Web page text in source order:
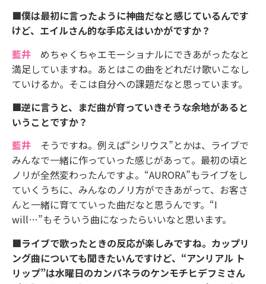
■僕は最初に言ったように神曲だなと感じているんです
けど、エイルさん的な手応えはいかがですか？
藍井 めちゃくちゃエモーショナルにできあがったなと
満足していますね。あとはこの曲をどれだけ歌いこなし
ていけるか。そこは自分への課題だなと思っています。
■逆に言うと、まだ曲が育っていきそうな余地があると
いうことですか？
藍井 そうですね。例えば“シリウス”とかは、ライブで
みんなで一緒に作っていった感じがあって。最初の頃と
ノリが全然変わったんですよ。“AURORA”もライブをし
ていくうちに、みんなのノリ方ができあがって、お客さ
んと一緒に育てていった曲だなと思うんです。“I
will…”もそういう曲になったらいいなと思います。
■ライブで歌ったときの反応が楽しみですね。カップリ
ング曲についても聞きたいんですけど、“アンリアル ト
リップ”は水曜日のカンパネラのケンモチヒデフミさん